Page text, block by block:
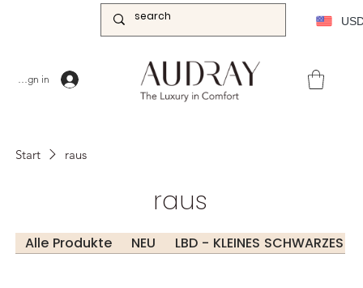
Sign in
Start raus
raus
Alle Produkte NEU LBD - KLEINES SCHWARZES